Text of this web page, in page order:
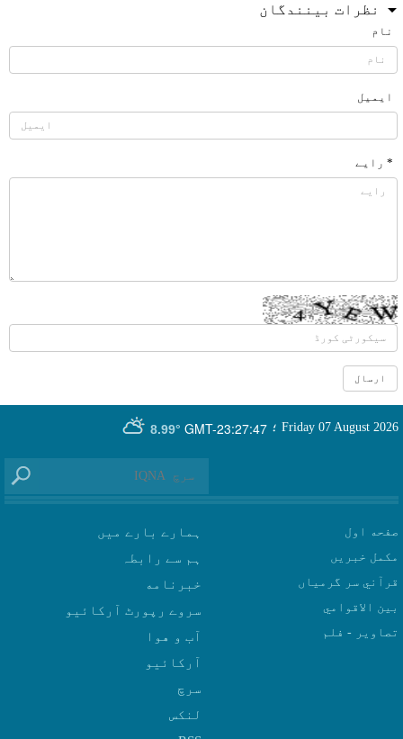
نظرات بینندگان
نام
ایمیل
* رایے
GMT-23:27:47
8.99° Friday 07 August 2026 ؛
صفحه اول
مکمل خبریں
قرآني سر گرمياں
بين الاقوامي
تصاوير - فلم
ہمارے بارے میں
ہم سے رابطہ
سروے رپورٹ آرکائیو
آب و هوا
سرچ
لنکس